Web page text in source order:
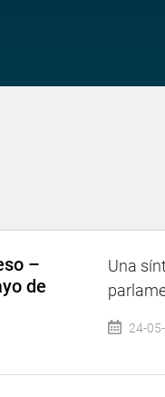
–
de
Una
24-